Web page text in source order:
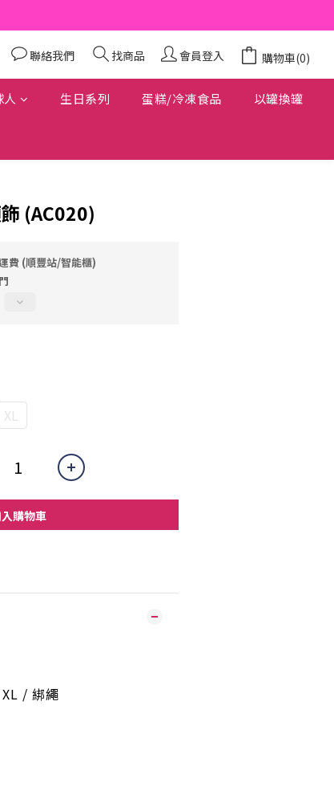
聯絡我們 找商品 會員登入 購物車(0)
人 生日系列 蛋糕/冷凍食品 以罐換罐
(AC020)
費 (順豐站/智能櫃)
XL
購物車
/ 綁繩